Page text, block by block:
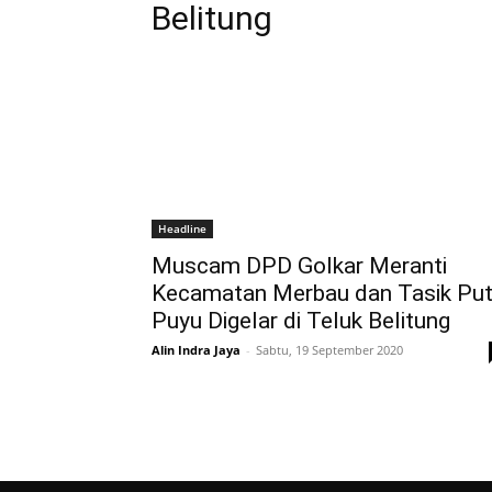
Belitung
Headline
Muscam DPD Golkar Meranti
Kecamatan Merbau dan Tasik
Puyu Digelar di Teluk Belitung
Alin Indra Jaya - Sabtu, 19 September 2020